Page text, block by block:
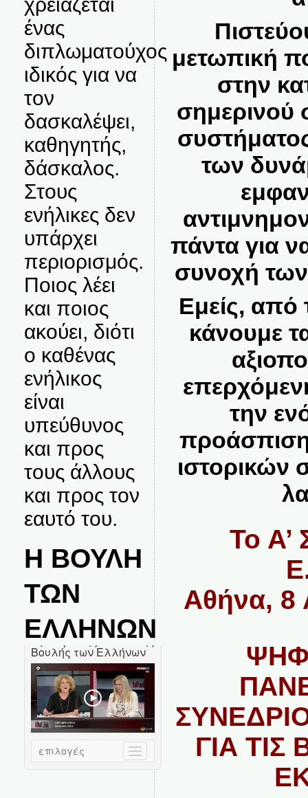
ένας
διπλωματούχος
ιδικός για να
τον
δασκαλέψει,
καθηγητής,
δάσκαλος.
Στους
ενήλικες δεν
υπάρχει
περιορισμός.
Ποιος λέει
και ποιος
ακούει, διότι
ο καθένας
ενήλικος
είναι
υπεύθυνος
και προς
τους άλλους
και προς τον
εαυτό του.
Η ΒΟΥΛΗ
ΤΩΝ
ΕΛΛΗΝΩΝ
μετωπική
στην
σημερινού
των
πάντα για
συνοχή
Εμείς, από
κάνουμε
την
ιστορικών
Το Α’
Αθήνα, 8
ΓΙΑ ΤΙΣ